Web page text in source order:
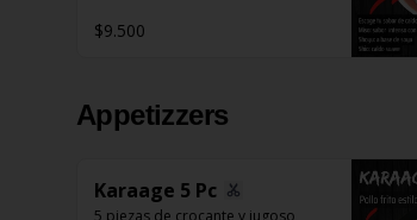
$9.500
Appetizzers
Karaage 5 Pc
5 piezas de crocante y jugoso